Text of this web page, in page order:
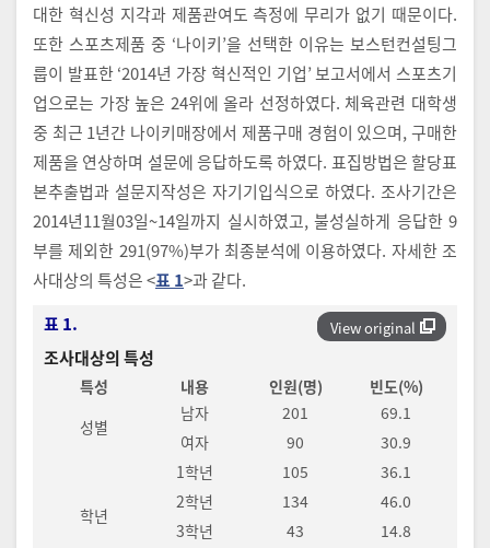
대한 혁신성 지각과 제품관여도 측정에 무리가 없기 때문이다.
또한 스포츠제품 중 ‘나이키’을 선택한 이유는 보스턴컨설팅그
룹이 발표한 ‘2014년 가장 혁신적인 기업’ 보고서에서 스포츠기
업으로는 가장 높은 24위에 올라 선정하였다. 체육관련 대학생
중 최근 1년간 나이키매장에서 제품구매 경험이 있으며, 구매한
제품을 연상하며 설문에 응답하도록 하였다. 표집방법은 할당표
본추출법과 설문지작성은 자기기입식으로 하였다. 조사기간은
2014년11월03일~14일까지 실시하였고, 불성실하게 응답한 9
부를 제외한 291(97%)부가 최종분석에 이용하였다. 자세한 조
사대상의 특성은 <표 1>과 같다.
View original
표 1.
조사대상의 특성
특성 내용 인원(명)
빈도(%)
성별
남자 201
69.1
여자
90 30.9
학년
1학년 105
36.1
2학년
134
46.0
3학년
43
14.8